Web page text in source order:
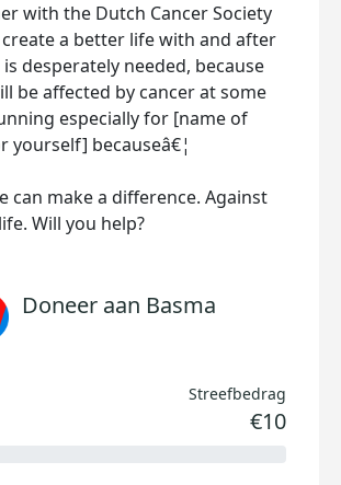
with the Dutch Cancer Society
create a better life with and after
is desperately needed, because
be affected by cancer at some
especially for [name of
yourself] becauseâ€¦
can make a difference. Against
Will you help?
Doneer aan Basma
Streefbedrag
€10